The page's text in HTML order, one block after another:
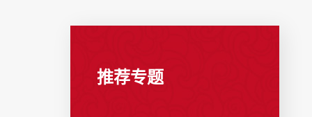
推荐专题